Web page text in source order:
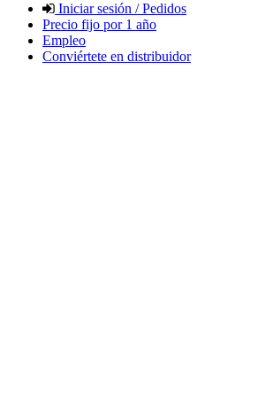
Iniciar sesión / Pedidos
Precio fijo por 1 año
Empleo
Conviértete en distribuidor